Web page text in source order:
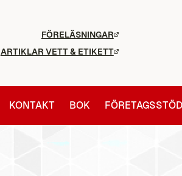
FÖRELÄSNINGAR
ARTIKLAR VETT & ETIKETT
KONTAKT BOK FÖRETAGSSTÖD